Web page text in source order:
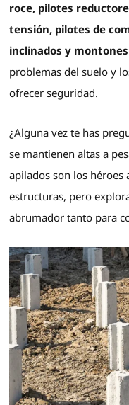
roce, pilotes
tensión, pilotes de
inclinados y
problemas del suelo y
ofrecer seguridad.
¿Alguna vez te has
se mantienen altas a
apilados son los héroes
estructuras, pero
abrumador tanto para